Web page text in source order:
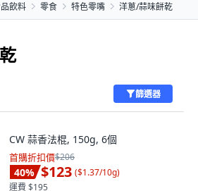
飲料 零食 特色零嘴 洋蔥/蒜味餅乾
篩選器
CW 蒜香法棍, 150g, 6個
首購折扣價$206
40% $123 ($1.37/10g)
運費 $195